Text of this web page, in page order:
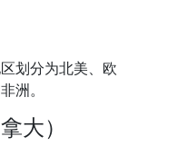
划分为北美、欧
洲。
大）